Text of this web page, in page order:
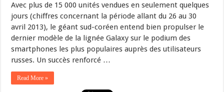
Avec plus de 15 000 unités vendues en seulement quelques
jours (chiffres concernant la période allant du 26 au 30
avril 2013), le géant sud-coréen entend bien propulser le
dernier modèle de la lignée Galaxy sur le podium des
smartphones les plus populaires auprès des utilisateurs
russes. Un succès renforcé …
Read More »